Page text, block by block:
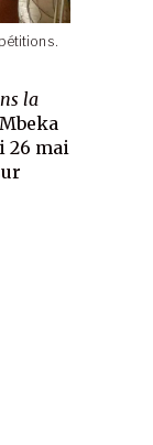
la
26 mai